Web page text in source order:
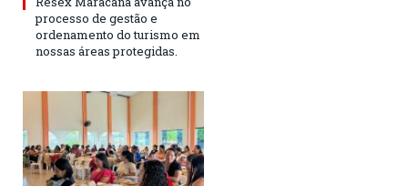
processo de gestão e
ordenamento do turismo em
nossas áreas protegidas.